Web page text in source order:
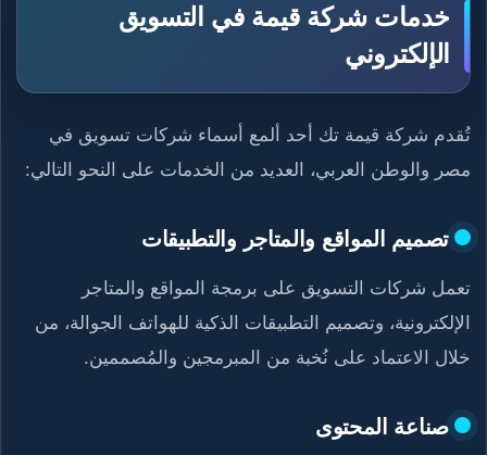
خدمات شركة قيمة في التسويق
الإلكتروني
تُقدم شركة قيمة تك أحد ألمع أسماء شركات تسويق في
مصر والوطن العربي، العديد من الخدمات على النحو التالي:
تصميم المواقع والمتاجر والتطبيقات
تعمل شركات التسويق على برمجة المواقع والمتاجر
الإلكترونية، وتصميم التطبيقات الذكية للهواتف الجوالة، من
خلال الاعتماد على نُخبة من المبرمجين والمُصممين.
صناعة المحتوى